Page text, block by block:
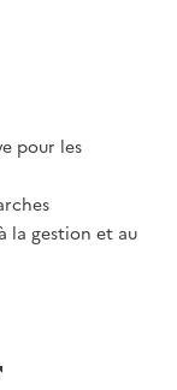
pour les
la gestion et au